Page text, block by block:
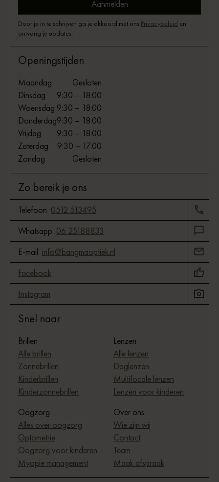
Door je in te schrijven ga je akkoord met ons Privacybeleid en
ontvang je updates.
Openingstijden
Maandag
Gesloten
Dinsdag
9:30 – 18:00
Woensdag 9:30 – 18:00
Donderdag9:30 – 18:00
Vrijdag
9:30 – 18:00
Zaterdag
9:30 – 17:00
Zondag
Gesloten
Zo bereik je ons
Telefoon 0512 513495
Whatsapp 06 25188833
E-mail info@bangmaoptiek.nl
Facebook
Instagram
Snel naar
Brillen
Alle brillen
Zonnebrillen
Kinderbrillen
Kinderzonnebrillen
Lenzen
Alle lenzen
Daglenzen
Multifocale lenzen
Lenzen voor kinderen
Oogzorg
Alles over oogzorg
Optometrie
Oogzorg voor kinderen
Myopie management
Over ons
Wie zijn wij
Contact
Team
Maak afspraak